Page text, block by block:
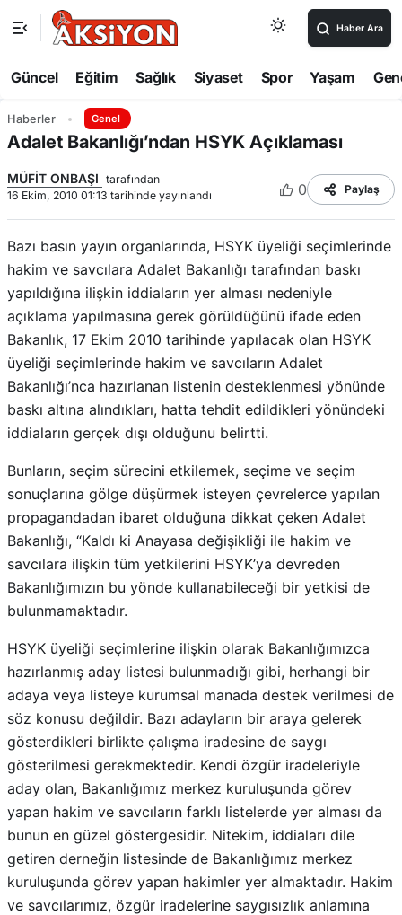
Haber Ara
Güncel Eğitim Sağlık Siyaset Spor Yaşam
Haberler Genel
Adalet Bakanlığı’ndan HSYK Açıklaması
MÜFİT ONBAŞI tarafından
16 Ekim, 2010 01:13 tarihinde yayınlandı
0 Paylaş
Bazı basın yayın organlarında, HSYK üyeliği seçimlerinde
hakim ve savcılara Adalet Bakanlığı tarafından baskı
yapıldığına ilişkin iddiaların yer alması nedeniyle
açıklama yapılmasına gerek görüldüğünü ifade eden
Bakanlık, 17 Ekim 2010 tarihinde yapılacak olan HSYK
üyeliği seçimlerinde hakim ve savcıların Adalet
Bakanlığı’nca hazırlanan listenin desteklenmesi yönünde
baskı altına alındıkları, hatta tehdit edildikleri yönündeki
iddiaların gerçek dışı olduğunu belirtti.
Bunların, seçim sürecini etkilemek, seçime ve seçim
sonuçlarına gölge düşürmek isteyen çevrelerce yapılan
propagandadan ibaret olduğuna dikkat çeken Adalet
Bakanlığı, “Kaldı ki Anayasa değişikliği ile hakim ve
savcılara ilişkin tüm yetkilerini HSYK’ya devreden
Bakanlığımızın bu yönde kullanabileceği bir yetkisi de
bulunmamaktadır.
HSYK üyeliği seçimlerine ilişkin olarak Bakanlığımızca
hazırlanmış aday listesi bulunmadığı gibi, herhangi bir
adaya veya listeye kurumsal manada destek verilmesi de
söz konusu değildir. Bazı adayların bir araya gelerek
gösterdikleri birlikte çalışma iradesine de saygı
gösterilmesi gerekmektedir. Kendi özgür iradeleriyle
aday olan, Bakanlığımız merkez kuruluşunda görev
yapan hakim ve savcıların farklı listelerde yer alması da
bunun en güzel göstergesidir. Nitekim, iddiaları dile
getiren derneğin listesinde de Bakanlığımız merkez
kuruluşunda görev yapan hakimler yer almaktadır. Hakim
ve savcılarımız, özgür iradelerine saygısızlık anlamına